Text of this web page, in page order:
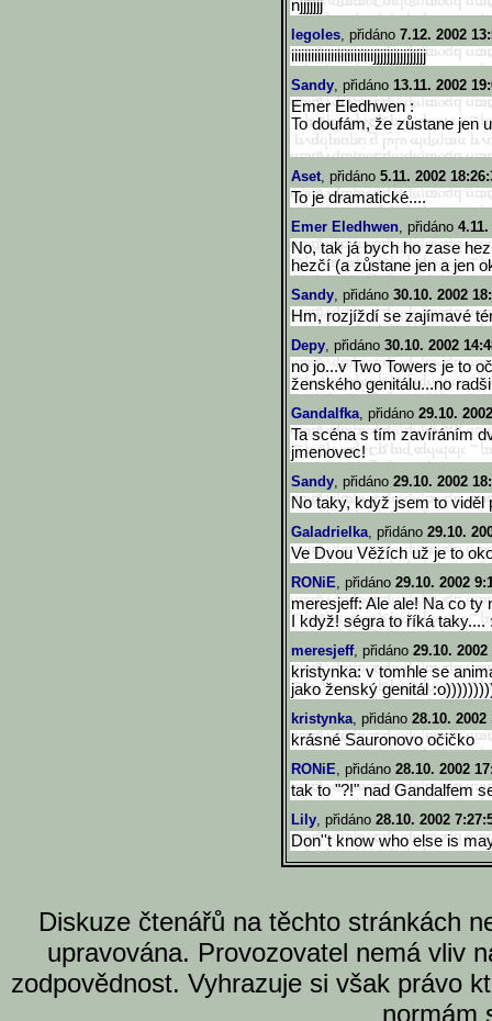
njjjjjjj
legoles, přidáno 7.12. 2002
iiiiiiiiiiiiiiiiiiiiiiiiijjjjjjjjjjjjjjjj
Sandy, přidáno 13.11. 2002
Emer Eledhwen :
To doufám, že zůstane jen
Aset, přidáno 5.11. 2002
To je dramatické....
Emer Eledhwen, přidáno
No, tak já bych ho zase
hezčí (a zůstane jen a jen
Sandy, přidáno 30.10. 2002
Hm, rozjíždí se zajímavé
Depy, přidáno 30.10. 2002
no jo...v Two Towers je to
ženského genitálu...no
Gandalfka, přidáno 29.10.
Ta scéna s tím zavíráním
jmenovec!
Sandy, přidáno 29.10. 2002
No taky, když jsem to viděl
Galadrielka, přidáno 29.10.
Ve Dvou Věžích už je to
RONiE, přidáno 29.10. 2002
meresjeff: Ale ale! Na co ty
I když! ségra to říká taky....
meresjeff, přidáno 29.10. 2002
kristynka: v tomhle se
jako ženský genitál
kristynka, přidáno 28.10. 2002
krásné Sauronovo očičko
RONiE, přidáno 28.10. 2002
tak to "?!" nad Gandalfem
Lily, přidáno 28.10. 2002
Don''t know who else is
Diskuze čtenářů na těchto stránkách
upravována. Provozovatel nemá vliv
zodpovědnost. Vyhrazuje si však právo
normám